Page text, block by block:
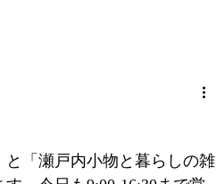
「瀬戸内小物と暮らしの雑